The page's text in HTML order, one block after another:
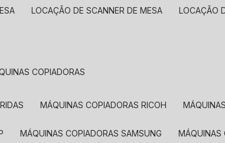
LOCAÇÃO DE SCANNER DE MESA LOCAÇÃO
COPIADORAS
MÁQUINAS COPIADORAS RICOH
MÁQUINAS COPIADORAS SAMSUNG